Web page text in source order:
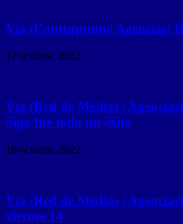
Vía (Contrapunto| Agencias)
17 octubre, 2022
Vía (Red de Medios |
Sigo fue todo un éxito
16 octubre, 2022
Vía (Red de Medios |
viernes 14